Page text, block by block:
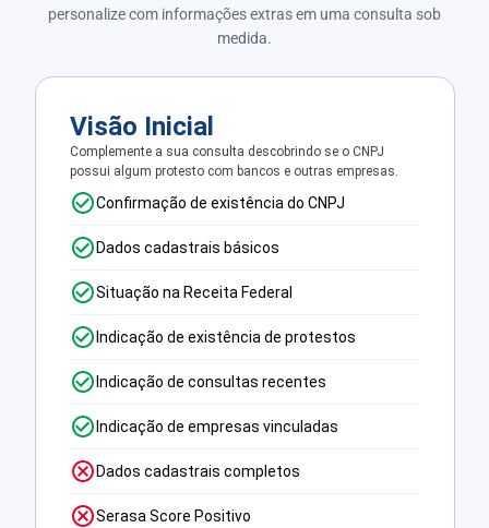
personalize com informações extras em uma consulta sob
medida.
Visão Inicial
Complemente a sua consulta descobrindo se o CNPJ
possui algum protesto com bancos e outras empresas.
Confirmação de existência do CNPJ
Dados cadastrais básicos
Situação na Receita Federal
Indicação de existência de protestos
Indicação de consultas recentes
Indicação de empresas vinculadas
Dados cadastrais completos
Serasa Score Positivo